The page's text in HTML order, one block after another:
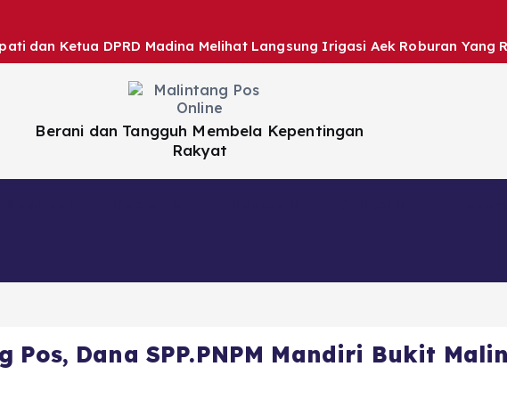
dan Ketua DPRD Madina Melihat Langsung Irigasi Aek Roburan Yang
Berani dan Tangguh Membela Kepentingan
Rakyat
Pos, Dana SPP.PNPM Mandiri Bukit